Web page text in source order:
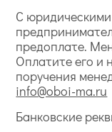
С
предоплате.
Оплатите его и
поручения
info@oboi-ma.ru
Банковские